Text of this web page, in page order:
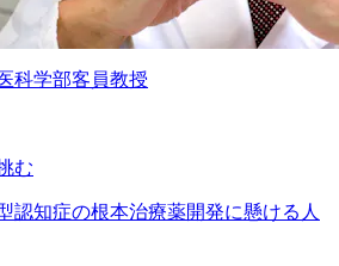
科学部客員教授
む
認知症の根本治療薬開発に懸ける人